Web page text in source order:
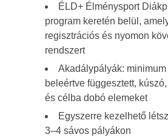
ÉLD+ Élménysport
program keretén belül,
regisztrációs és nyomon
rendszert
Akadálypályák: minimum
beleértve függesztett,
és célba dobó elemeket
Egyszerre kezelhető
3–4 sávos pályákon